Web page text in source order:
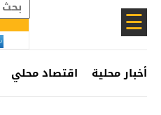
☰
أخبار محلية اقتصاد محلي